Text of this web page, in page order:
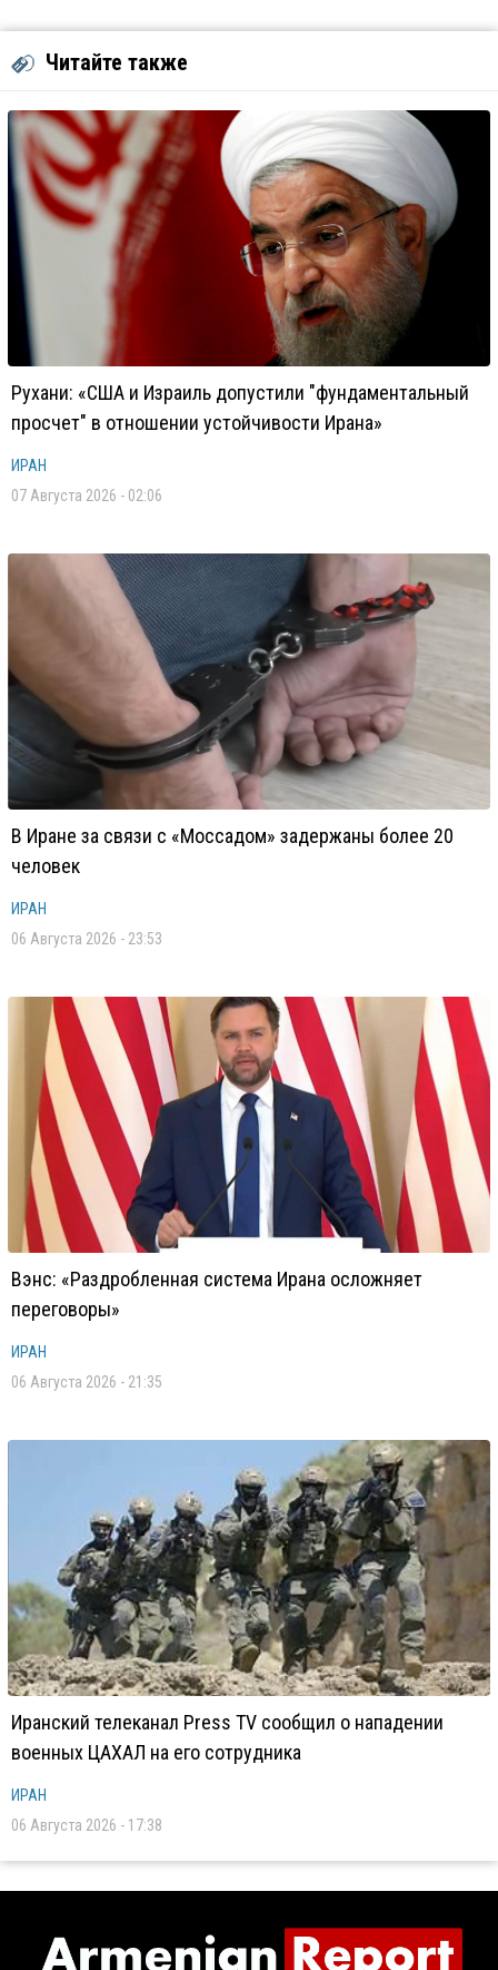
Читайте также
Рухани: «США и Израиль допустили "фундаментальный
просчет" в отношении устойчивости Ирана»
ИРАН
07 Августа 2026 - 02:06
В Иране за связи с «Моссадом» задержаны более 20
человек
ИРАН
06 Августа 2026 - 23:53
Вэнс: «Раздробленная система Ирана осложняет
переговоры»
ИРАН
06 Августа 2026 - 21:35
Иранский телеканал Press TV сообщил о нападении
военных ЦАХАЛ на его сотрудника
ИРАН
06 Августа 2026 - 17:38